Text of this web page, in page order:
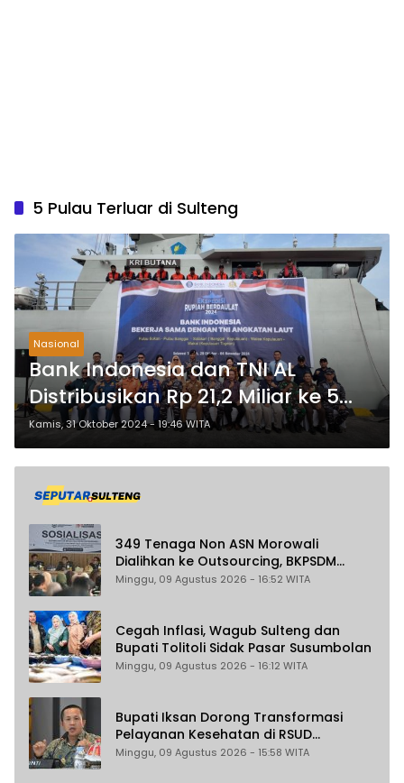
5 Pulau Terluar di Sulteng
Nasional
Bank Indonesia dan TNI AL
Distribusikan Rp 21,2 Miliar ke 5
Pulau Terluar di Sulteng, Ini
Tujuannya
Kamis, 31 Oktober 2024 - 19:46 WITA
349 Tenaga Non ASN Morowali
Dialihkan ke Outsourcing, BKPSDM
Pastikan Gaji Tak Berubah dan Dapat
Minggu, 09 Agustus 2026 - 16:52 WITA
Cegah Inflasi, Wagub Sulteng dan
Bupati Tolitoli Sidak Pasar Susumbolan
Minggu, 09 Agustus 2026 - 16:12 WITA
Bupati Iksan Dorong Transformasi
Pelayanan Kesehatan di RSUD
Morowali
Minggu, 09 Agustus 2026 - 15:58 WITA